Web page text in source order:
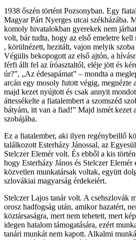
1938 őszén történt Pozsonyban. Egy
Magyar Párt Nyerges utcai székházába.
komoly hivatalokban gyerekek nem
volt, bár tudta, hogy az első emeletre kell
, körülnézett, hezitált, vajon melyik
Végülis bekopogott az első ajtón, a
férfi állt fel az íróasztaltól, eléje jött és
úr?”, „Az édesapámat” – mondta a
arcán egy mosoly futott végig, megnézte
majd kezet nyújtott és csak annyit
áttessékelte a fiatalembert a szomszéd
bátyám, itt van a fiad!” Majd ismét kezet
szobájába.
Ez a fiatalember, aki ilyen regénybeillő
találkozott Esterházy Jánossal, az
Stelczer Elemér volt. És ebből a kis
hogy Esterházy János és Stelczer Elemér
közvetlen munkatársak voltak, együtt
szlovákiai magyarság érdekeiért.
Stelczer Lajos tanár volt. A csehszlovák
orosz hadfogság után, amikor hazatért,
köztársaságra, mert nem tehetett, mert
idegen hatalom támogatására, ezért
tanári munkát nem kapott. Alkalmi